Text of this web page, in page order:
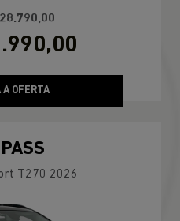
A OFERTA
T270 2026